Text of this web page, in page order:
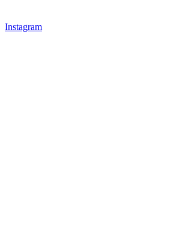
Instagram